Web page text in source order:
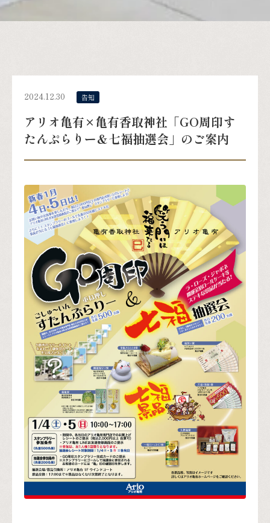
2024.12.30 告知
アリオ亀有×亀有香取神社「GO周印す
たんぷらりー＆七福抽選会」のご案内